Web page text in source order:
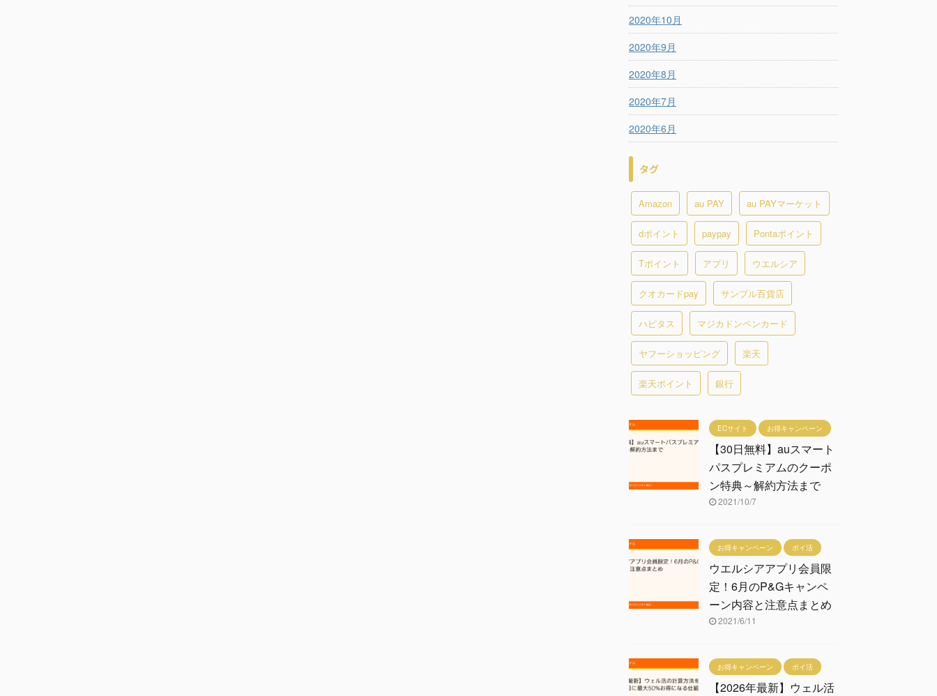
2020年10月
2020年9月
2020年8月
2020年7月
2020年6月
タグ
Amazon au PAY au PAYマーケット
dポイント paypay Pontaポイント
Tポイント アプリ ウエルシア
クオカードpay サンプル百貨店
ハピタス マジカドンペンカード
ヤフーショッピング 楽天
楽天ポイント 銀行
ECサイト お得キャンペーン
【30日無料】auスマート
パスプレミアムのクーポ
ン特典～解約方法まで
2021/10/7
お得キャンペーン ポイ活
ウエルシアアプリ会員限
定！6月のP&Gキャンペ
ーン内容と注意点まとめ
2021/6/11
お得キャンペーン ポイ活
【2026年最新】ウェル活